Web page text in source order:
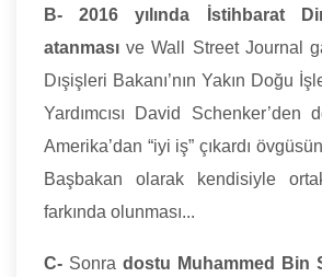
B-
2016 yılında İstihbarat
atanması ve Wall Street Journal
Dışişleri Bakanı’nın Yakın Doğu
Yardımcısı David Schenker’den
Amerika’dan “iyi iş” çıkardı
Başbakan olarak kendisiyle
farkında olunması...
C- Sonra dostu Muhammed Bin